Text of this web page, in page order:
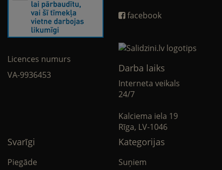
Licences numurs
VA-9936453
facebook
Darba laiks
Interneta veikals
24/7
Kalciema iela 19
Rīga, LV-1046
Svarīgi
Piegāde
Kategorijas
Suņiem